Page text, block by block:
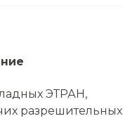
ЭТРАН,
разрешительных